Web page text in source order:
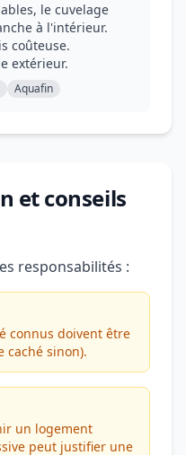
le cuvelage
à l'intérieur.
coûteuse.
extérieur.
Aquafin
et conseils
responsabilités :
connus doivent être
caché sinon).
un logement
peut justifier une